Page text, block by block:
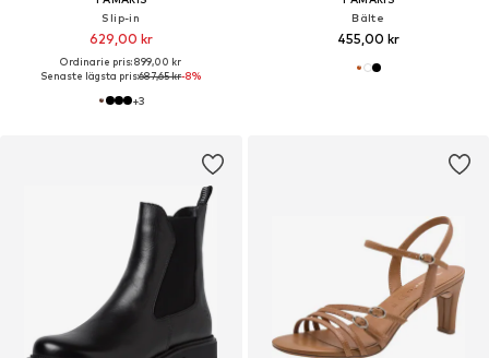
Slip-in
629,00 kr
Ordinarie pris: 899,00 kr
Senaste lägsta pris:687,65 kr-8%
+3
Bälte
455,00 kr